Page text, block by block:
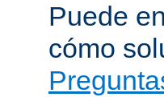
Puede
cómo